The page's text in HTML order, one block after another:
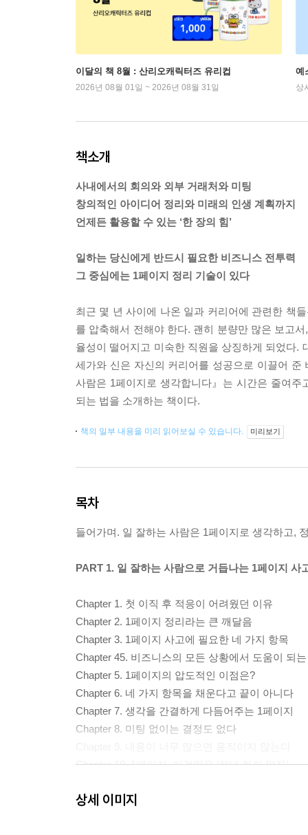
이달의 책 8월 : 산리오캐릭터즈 유리컵
2026년 08월 01일 ~ 2026년 08월 31일
예
상
책소개
사내에서의 회의와 외부 거래처와 미팅
창의적인 아이디어 정리와 미래의 인생 계획까지
언제든 활용할 수 있는 ‘한 장의 힘’
일하는 당신에게 반드시 필요한 비즈니스 전투력
그 중심에는 1페이지 정리 기술이 있다
최근 몇 년 사이에 나온 일과 커리어에 관련한 책들
를 압축해서 전해야 한다. 괜히 분량만 많은 보고
율성이 떨어지고 미숙한 직원을 상징하게 되었다.
세가와 신은 자신의 커리어를 성공으로 이끌어 준
사람은 1페이지로 생각합니다』는 시간은 줄여
되는 법을 소개하는 책이다.
책의 일부 내용을 미리 읽어보실 수 있습니다. 미리보기
목차
들어가며. 일 잘하는 사람은 1페이지로 생각하고,
PART 1. 일 잘하는 사람으로 거듭나는 1페이지 사
Chapter 1. 첫 이직 후 적응이 어려웠던 이유
Chapter 2. 1페이지 정리라는 큰 깨달음
Chapter 3. 1페이지 사고에 필요한 네 가지 항목
Chapter 45. 비즈니스의 모든 상황에서 도움이 되
Chapter 5. 1페이지의 압도적인 이점은?
Chapter 6. 네 가지 항목을 채운다고 끝이 아니다
Chapter 7. 생각을 간결하게 다듬어주는 1페이지
Chapter 8. 미팅 없이는 결정도 없다
Chapter 10. 1페이지, 이것만은 ‘절대 하지 말자’
상세 이미지